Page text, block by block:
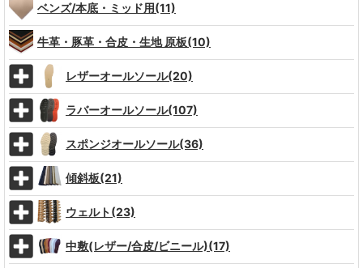
ベンズ/本底・ミッド用(11)
牛革・豚革・合皮・生地 原板(10)
レザーオールソール(20)
ラバーオールソール(107)
スポンジオールソール(36)
傾斜板(21)
ウェルト(23)
中敷(レザー/合皮/ビニール)(17)